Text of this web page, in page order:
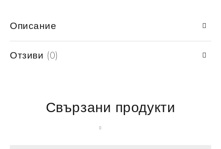
Описание
Отзиви (0)
Свързани продукти